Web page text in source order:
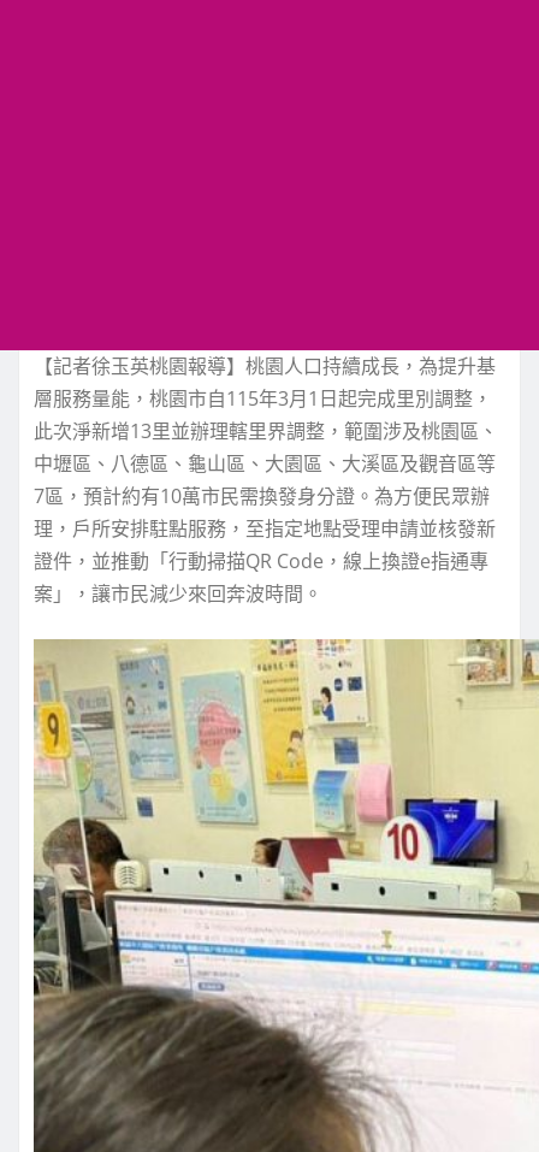
【記者徐玉英桃園報導】桃園人口持續成長，為提升基
層服務量能，桃園市自115年3月1日起完成里別調整，
此次淨新增13里並辦理轄里界調整，範圍涉及桃園區、
中壢區、八德區、龜山區、大園區、大溪區及觀音區等
7區，預計約有10萬市民需換發身分證。為方便民眾辦
理，戶所安排駐點服務，至指定地點受理申請並核發新
證件，並推動「行動掃描QR Code，線上換證e指通專
案」，讓市民減少來回奔波時間。